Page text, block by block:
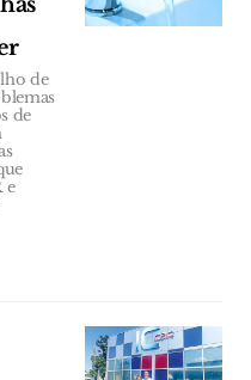
de
de
e